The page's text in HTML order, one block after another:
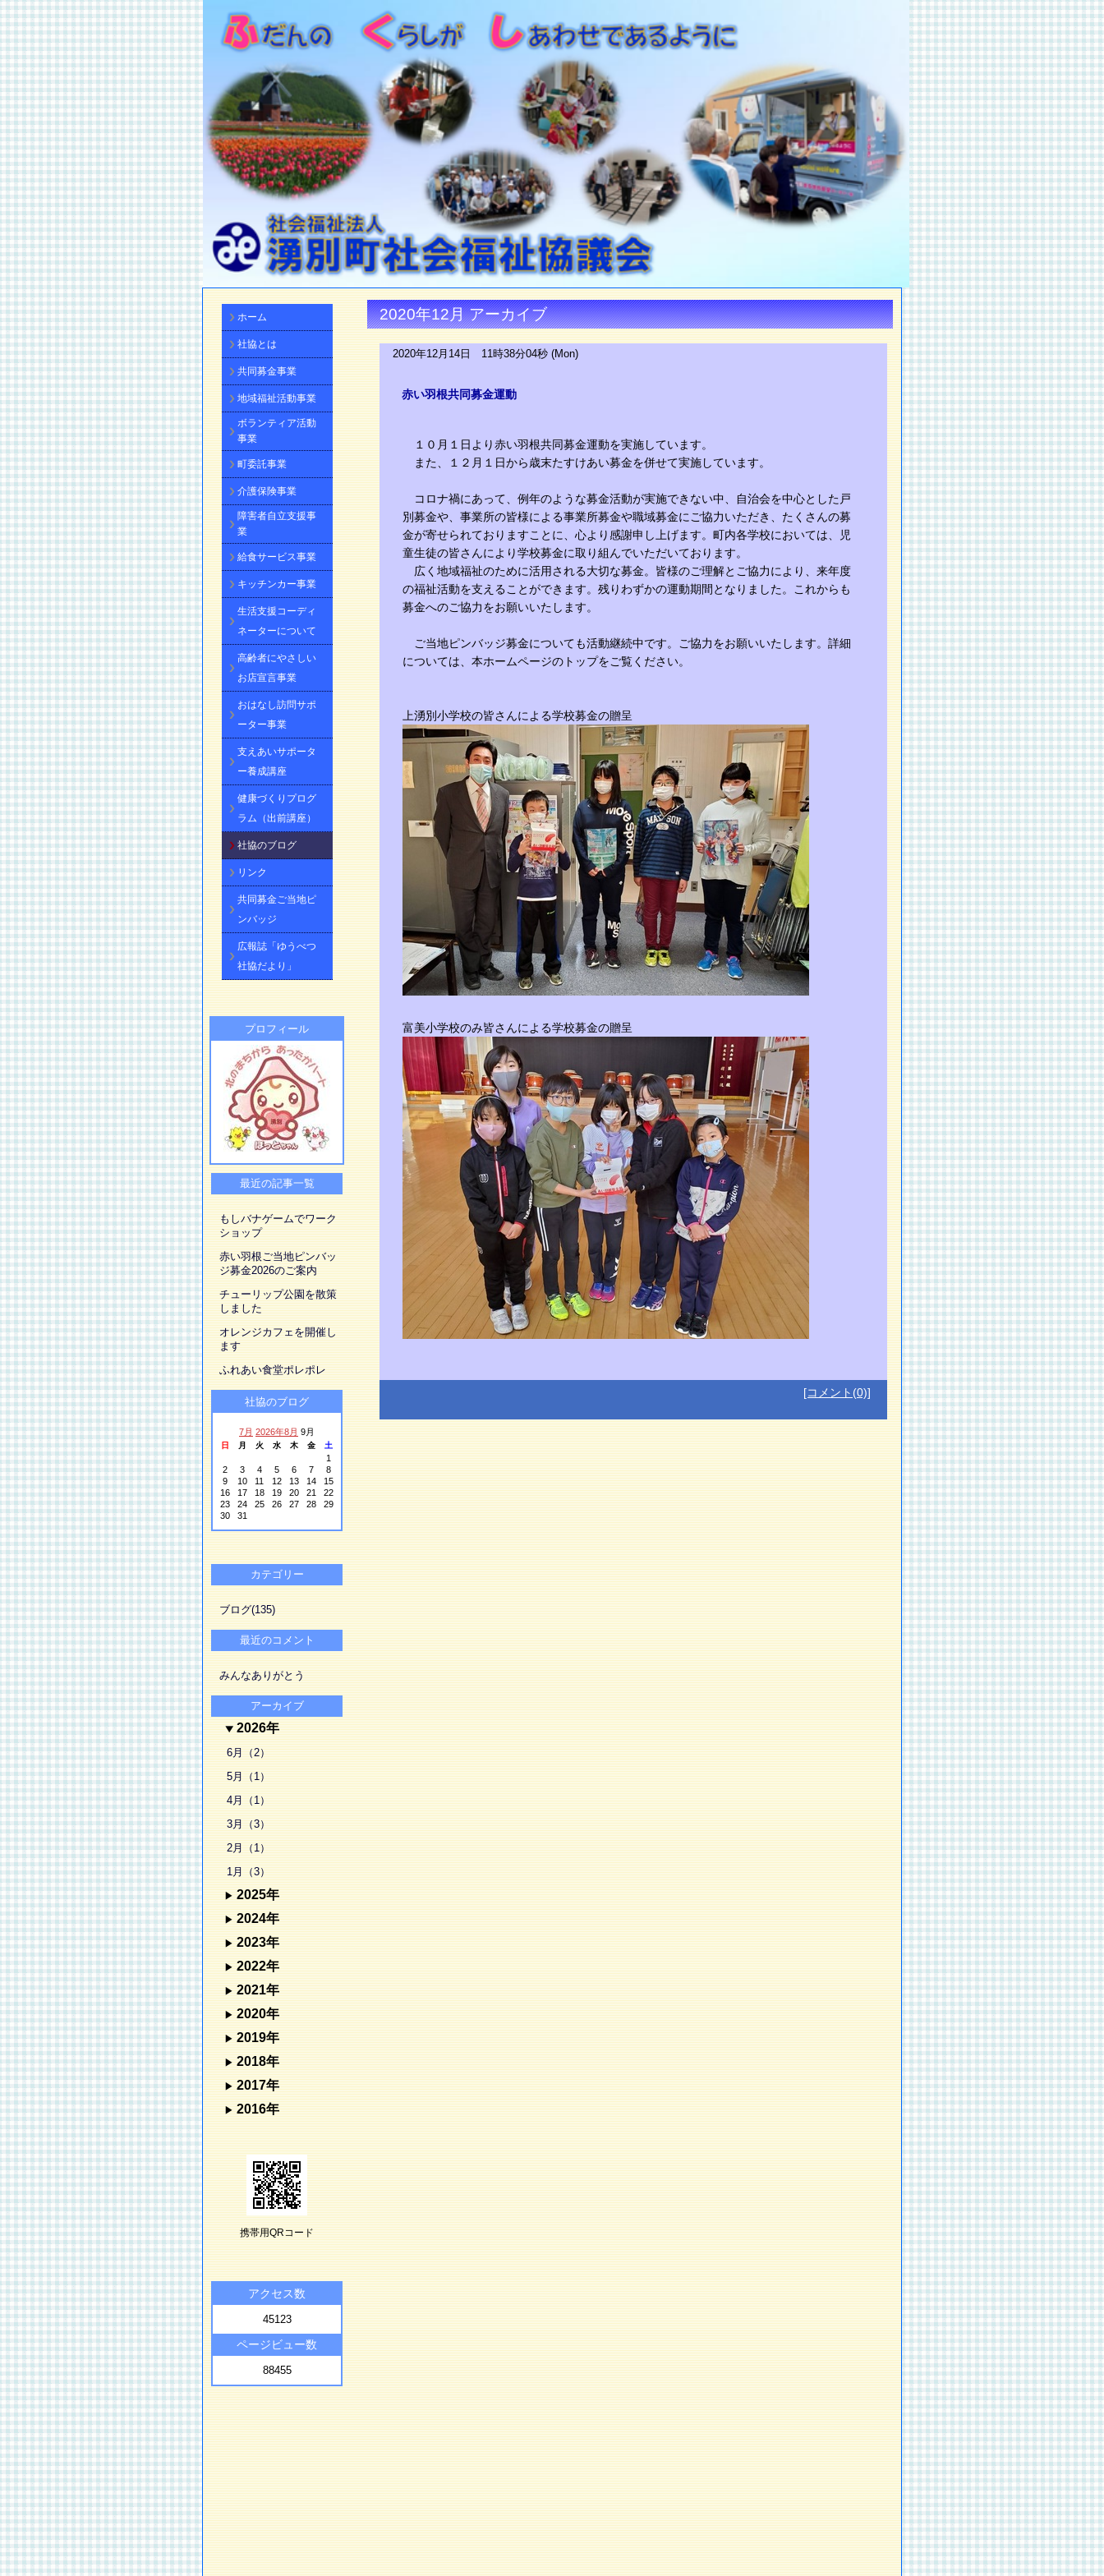
2020年12月 アーカイブ
2020年12月14日 11時38分04秒 (Mon)
赤い羽根共同募金運動
１０月１日より赤い羽根共同募金運動を実施しています。
また、１２月１日から歳末たすけあい募金を併せて実施しています。
コロナ禍にあって、例年のような募金活動が実施できない中、自治会を中心とした戸
別募金や、事業所の皆様による事業所募金や職域募金にご協力いただき、たくさんの募
金が寄せられておりますことに、心より感謝申し上げます。町内各学校においては、児
童生徒の皆さんにより学校募金に取り組んでいただいております。
広く地域福祉のために活用される大切な募金。皆様のご理解とご協力により、来年度
の福祉活動を支えることができます。残りわずかの運動期間となりました。これからも
募金へのご協力をお願いいたします。
ご当地ピンバッジ募金についても活動継続中です。ご協力をお願いいたします。詳細
については、本ホームページのトップをご覧ください。
上湧別小学校の皆さんによる学校募金の贈呈
富美小学校のみ皆さんによる学校募金の贈呈
[コメント(0)]
ホーム
社協とは
共同募金事業
地域福祉活動事業
ボランティア活動
事業
町委託事業
介護保険事業
障害者自立支援事
業
給食サービス事業
キッチンカー事業
生活支援コーディ
ネーターについて
高齢者にやさしい
お店宣言事業
おはなし訪問サポ
ーター事業
支えあいサポータ
ー養成講座
健康づくりプログ
ラム（出前講座）
社協のブログ
リンク
共同募金ご当地ピ
ンバッジ
広報誌「ゆうべつ
社協だより」
プロフィール
最近の記事一覧
もしバナゲームでワーク
ショップ
赤い羽根ご当地ピンバッ
ジ募金2026のご案内
チューリップ公園を散策
しました
オレンジカフェを開催し
ます
ふれあい食堂ポレポレ
社協のブログ
7月 2026年8月 9月
日 月 火 水 木 金 土
1
2
3 4 5 6 7
8
9
10 11 12 13 14
15
16
17 18 19 20 21
22
23
24 25 26 27 28
29
30
31
カテゴリー
ブログ(135)
最近のコメント
みんなありがとう
アーカイブ
2026年
6月（2）
5月（1）
4月（1）
3月（3）
2月（1）
1月（3）
2025年
2024年
2023年
2022年
2021年
2020年
2019年
2018年
2017年
2016年
携帯用QRコード
アクセス数
45123
ページビュー数
88455